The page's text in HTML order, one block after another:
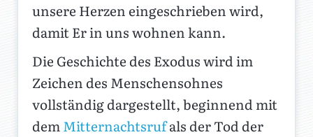
unsere Herzen eingeschrieben wird,
damit Er in uns wohnen kann.
Die Geschichte des Exodus wird im
Zeichen des Menschensohnes
vollständig dargestellt, beginnend mit
demMitternachtsrufals der Tod der